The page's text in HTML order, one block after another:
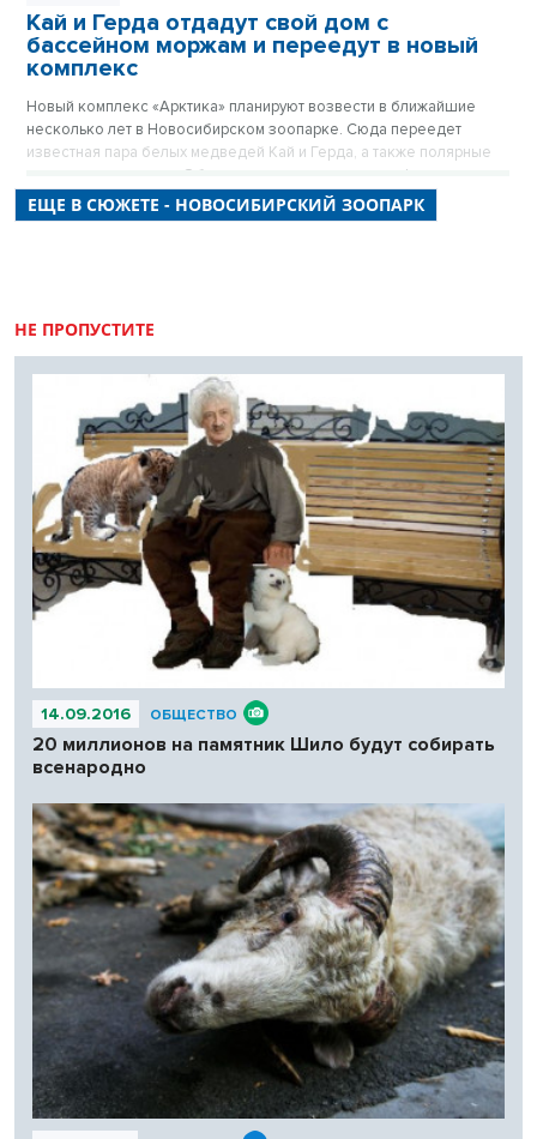
Кай и Герда отдадут свой дом с
бассейном моржам и переедут в новый
комплекс
Новый комплекс «Арктика» планируют возвести в ближайшие
несколько лет в Новосибирском зоопарке. Сюда переедет
известная пара белых медведей Кай и Герда, а также полярные
совы, волки и песцы. Об этом рассказал в прямом эфире
«Новосибирских новостей» директор Новосибирского зоопарка
Андрей Шило.
ЕЩЕ В СЮЖЕТЕ - НОВОСИБИРСКИЙ ЗООПАРК
НЕ ПРОПУСТИТЕ
14.09.2016 ОБЩЕСТВО
20 миллионов на памятник Шило будут собирать
всенародно